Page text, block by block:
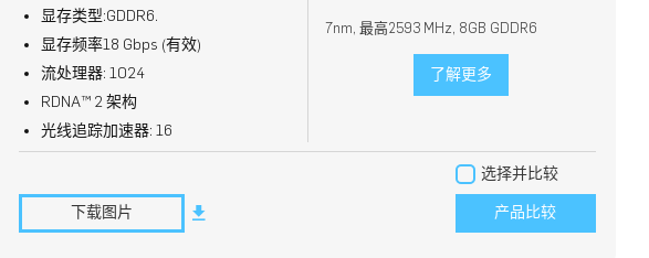
显存类型:GDDR6.
显存频率18 Gbps (有效)
流处理器: 1024
RDNA™ 2架构
光线追踪加速器: 16
7nm, 最高2593 MHz, 8GB GDDR6
了解更多
下载图片
选择并比较
产品比较